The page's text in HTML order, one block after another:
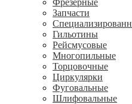
Фрезерные
Запчасти
Гильотины
Рейсмусовые
Многопильные
Торцовочные
Циркулярки
Фуговальные
Шлифовальные